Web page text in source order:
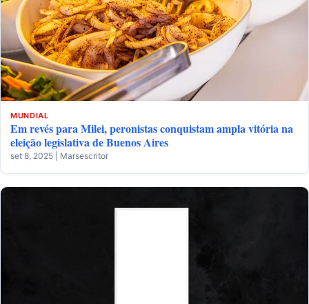
MUNDIAL
Em revés para Milei, peronistas conquistam ampla vitória na
eleição legislativa de Buenos Aires
set 8, 2025 | Marsescritor